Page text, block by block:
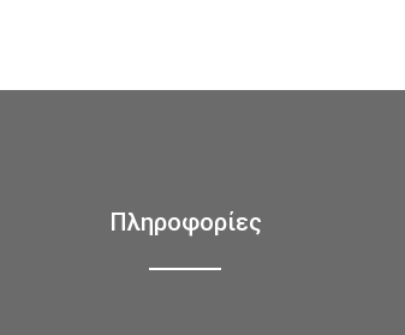
Πληροφορίες